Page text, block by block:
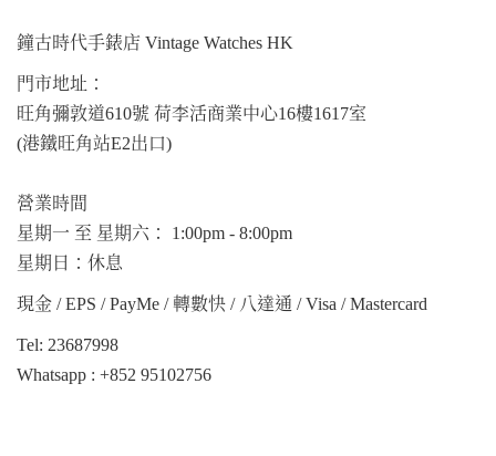
鐘古時代手錶店 Vintage Watches HK
門市地址：
旺角彌敦道610號 荷李活商業中心16樓1617室
(港鐵旺角站E2出口)
營業時間
星期一 至 星期六： 1:00pm - 8:00pm
星期日：休息
現金 / EPS / PayMe / 轉數快 / 八達通 / Visa / Mastercard
Tel: 23687998
Whatsapp : +852 95102756